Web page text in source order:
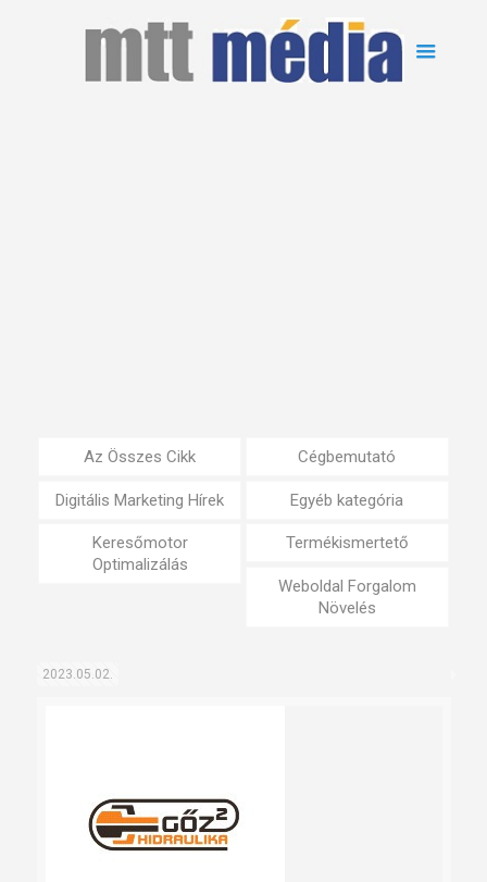
Az Összes Cikk Cégbemutató
Digitális Marketing Hírek Egyéb kategória
Keresőmotor
Optimalizálás
Termékismertető
Weboldal Forgalom
Növelés
2023.05.02.